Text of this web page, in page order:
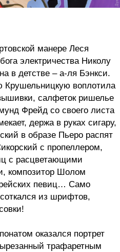
манере Леся
электричества Николу
в детстве – а-ля Бэнкси.
воплотила
салфеток ришелье
Фрейд со своего листа
держа в руках сигару,
в образе Пьеро распят
с пропеллером,
с расцветающими
композитор Шолом
певиц… Само
из шрифтов,
оказался портрет
трафаретным